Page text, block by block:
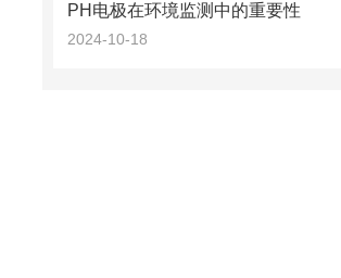
PH电极在环境监测中的重要性
2024-10-18